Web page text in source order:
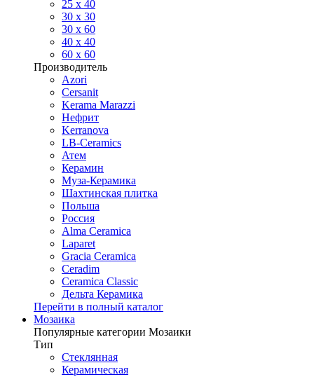
25 x 40
30 x 30
30 х 60
40 х 40
60 х 60
Производитель
Azori
Cersanit
Kerama Marazzi
Нефрит
Kerranova
LB-Ceramics
Атем
Керамин
Муза-Керамика
Шахтинская плитка
Польша
Россия
Alma Ceramica
Laparet
Gracia Ceramica
Ceradim
Ceramica Classic
Дельта Керамика
Перейти в полный каталог
Мозаика
Популярные категории Мозаики
Тип
Стеклянная
Керамическая